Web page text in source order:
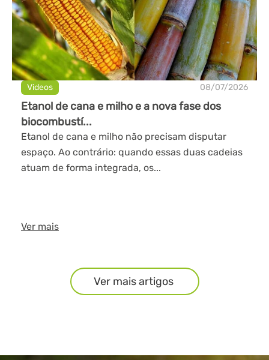
Videos 08/07/2026
Etanol de cana e milho e a nova fase dos
biocombustí...
Etanol de cana e milho não precisam disputar
espaço. Ao contrário: quando essas duas cadeias
atuam de forma integrada, os...
Ver mais
Ver mais artigos